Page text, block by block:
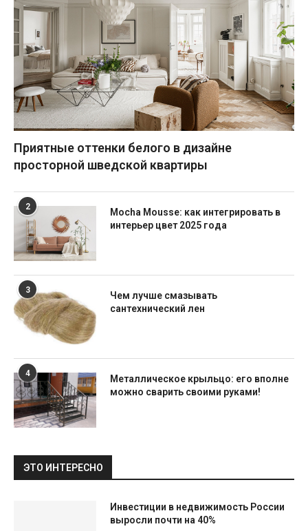
Приятные оттенки белого в дизайне
просторной шведской квартиры
2
Mocha Mousse: как интегрировать в
интерьер цвет 2025 года
3
Чем лучше смазывать
сантехнический лен
4
Металлическое крыльцо: его вполне
можно сварить своими руками!
ЭТО ИНТЕРЕСНО
Инвестиции в недвижимость России
выросли почти на 40%